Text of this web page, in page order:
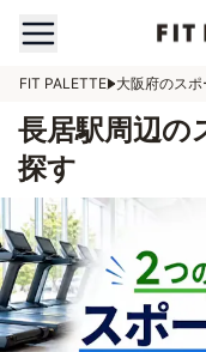
FIT PALETTE 大阪府のスポ
長居駅周辺の
探す